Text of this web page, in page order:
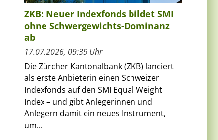
ZKB: Neuer Indexfonds bildet SMI
ohne Schwergewichts-Dominanz
ab
17.07.2026, 09:39 Uhr
Die Zürcher Kantonalbank (ZKB) lanciert
als erste Anbieterin einen Schweizer
Indexfonds auf den SMI Equal Weight
Index – und gibt Anlegerinnen und
Anlegern damit ein neues Instrument,
um...